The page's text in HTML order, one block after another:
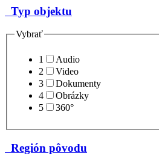
Typ objektu
Vybrať
1
Audio
2
Video
3
Dokumenty
4
Obrázky
5
360°
Región pôvodu